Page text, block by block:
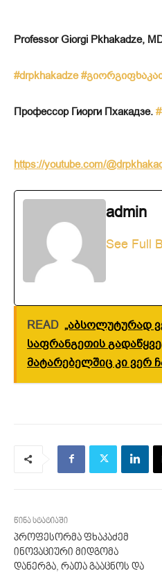
Professor Giorgi Pkhakadze,
#drpkhakadze
Профессор Гиорги Пхакадзе.
https://youtube.com/
admin
See Full
READ „აბსოლუტურად
საფრანგეთის
მატარებელშიც კი ვერ
წინა სტატიაში
პროფესორმა ფხაკაძემ
ინოვაციური მიდგომა
დანერგა, რათა გააცნოს და